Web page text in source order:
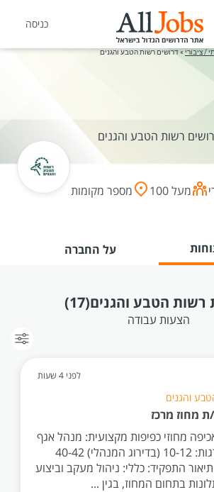
כניסה
/ ציבורי »דרושים רשות הטבע והגנים
רשות הטבע והגנים
מעל 100 מספר מקומות
על החברה
רשות הטבע והגנים(17)
הצעות עבודה
לפני 4 שעות
והגנים
מחוז מרכז
מחוזי כפיפות מקצועית: מנהל אגף
חקירות תחום דרגות: 10-12 (בדירוג המנהלי) 40-42
התפקיד: כללי: ניהול מעקב וביצוע
בתחום המחוז, בגין ...